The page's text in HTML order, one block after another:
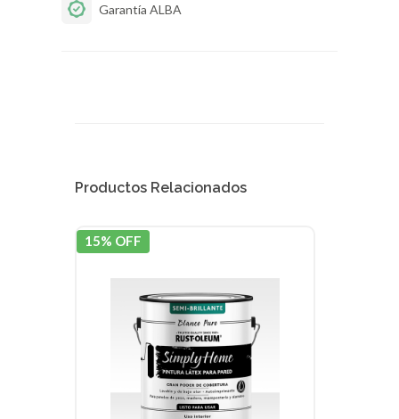
Garantía ALBA
Productos Relacionados
15% OFF